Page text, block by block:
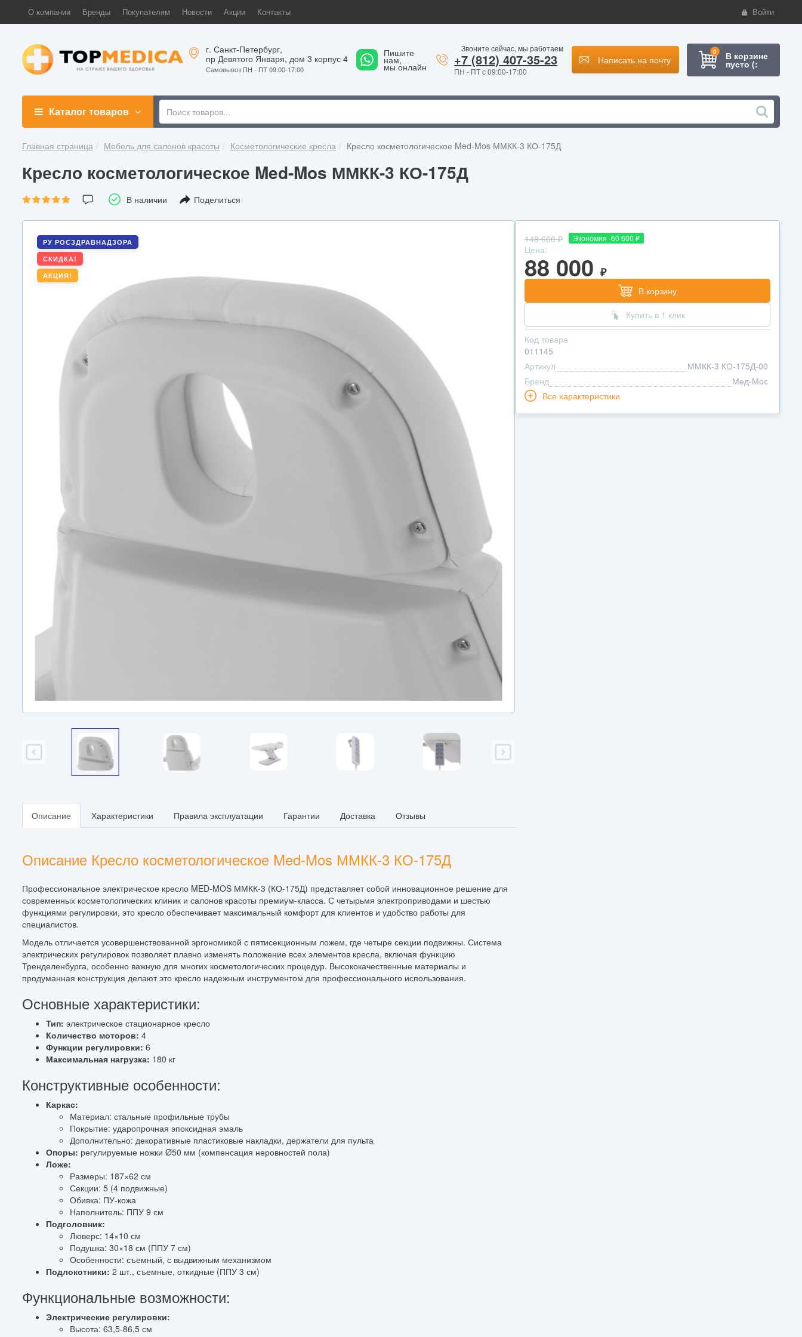
О компании Бренды Покупателям Новости Акции Контакты Войти
г. Санкт-Петербург,
пр Девятого Января, дом 3 корпус 4
Самовывоз ПН - ПТ 09:00-17:00
1 Пишите
нам,
мы онлайн
Звоните сейчас, мы работаем
+7 (812) 407-35-23
ПН - ПТ с 09:00-17:00
Написать на почту
0 В корзине
пусто (:
Каталог товаров
Главная страница Мебель для салонов красоты Косметологические кресла Кресло косметологическое Med-Mos ММКК-3 КО-175Д
Кресло косметологическое Med-Mos ММКК-3 КО-175Д
В наличии Поделиться
РУ РОСЗДРАВНАДЗОРА
СКИДКА!
АКЦИЯ!
148 600₽ Экономия -60 600 ₽
Цена:
88 000 ₽
В корзину
Купить в 1 клик
Код товара
011145
Артикул
ММКК-3 КО-175Д-00
Бренд
Мед-Мос
Все характеристики
Описание Характеристики Правила эксплуатации Гарантии Доставка Отзывы
Описание Кресло косметологическое Med-Mos ММКК-3 КО-175Д
Профессиональное электрическое кресло MED-MOS ММКК-3 (КО-175Д) представляет собой инновационное решение для
современных косметологических клиник и салонов красоты премиум-класса. С четырьмя электроприводами и шестью
функциями регулировки, это кресло обеспечивает максимальный комфорт для клиентов и удобство работы для
специалистов.
Модель отличается усовершенствованной эргономикой с пятисекционным ложем, где четыре секции подвижны. Система
электрических регулировок позволяет плавно изменять положение всех элементов кресла, включая функцию
Тренделенбурга, особенно важную для многих косметологических процедур. Высококачественные материалы и
продуманная конструкция делают это кресло надежным инструментом для профессионального использования.
Основные характеристики:
Тип: электрическое стационарное кресло
Количество моторов: 4
Функции регулировки: 6
Максимальная нагрузка: 180 кг
Конструктивные особенности:
Каркас:
Материал: стальные профильные трубы
Покрытие: ударопрочная эпоксидная эмаль
Дополнительно: декоративные пластиковые накладки, держатели для пульта
Опоры: регулируемые ножки Ø50 мм (компенсация неровностей пола)
Ложе:
Размеры: 187×62 см
Секции: 5 (4 подвижные)
Обивка: ПУ-кожа
Наполнитель: ППУ 9 см
Подголовник:
Люверс: 14×10 см
Подушка: 30×18 см (ППУ 7 см)
Особенности: съемный, с выдвижным механизмом
Подлокотники: 2 шт., съемные, откидные (ППУ 3 см)
Функциональные возможности:
Электрические регулировки:
Высота: 63,5-86,5 см